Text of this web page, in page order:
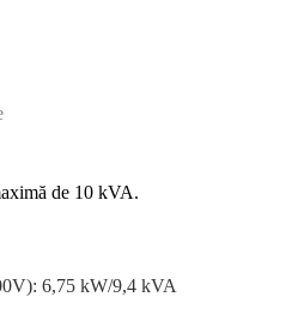
de 10 kVA.
6,75 kW/9,4 kVA